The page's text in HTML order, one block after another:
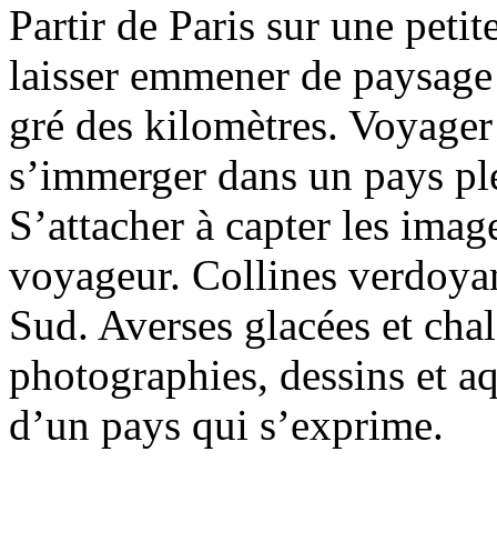
Partir de Paris sur une
laisser emmener de
gré des kilomètres.
s’immerger dans un pays
S’attacher à capter les
voyageur. Collines
Sud. Averses glacées et
photographies, dessins et
d’un pays qui s’exprime.